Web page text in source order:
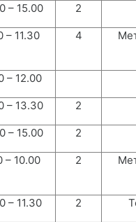
– 15.00 2
– 11.30 4
– 12.00
– 13.30 2
– 15.00 2
– 10.00 2
– 11.30 2